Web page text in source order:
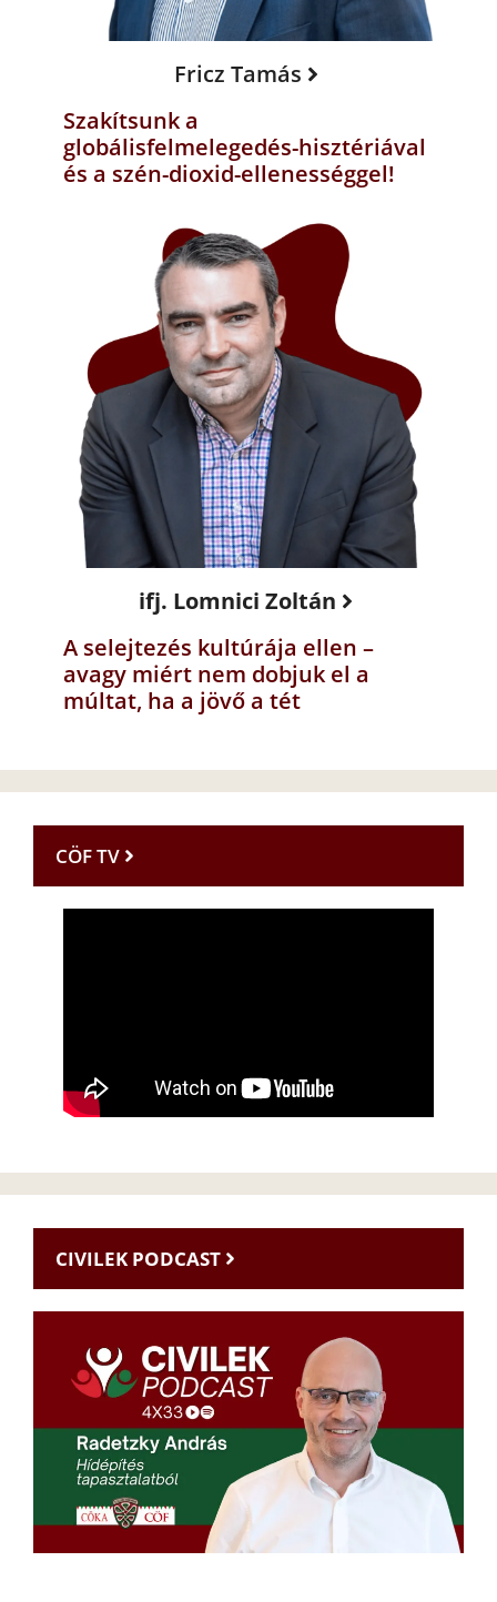
Fricz Tamás
Szakítsunk a
globálisfelmelegedés-hisztériával
és a szén-dioxid-ellenességgel!
ifj. Lomnici Zoltán
A selejtezés kultúrája ellen –
avagy miért nem dobjuk el a
múltat, ha a jövő a tét
CÖF TV
CIVILEK PODCAST